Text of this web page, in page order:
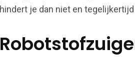
hindert je dan niet en